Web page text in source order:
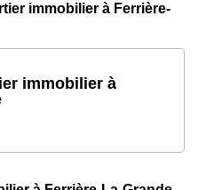
immobilier à Ferrière-
immobilier à